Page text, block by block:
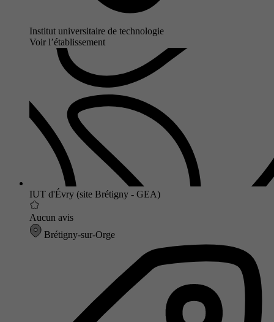
Institut universitaire de technologie
Voir l’établissement
IUT d'Évry (site Brétigny - GEA)
Aucun avis
Brétigny-sur-Orge